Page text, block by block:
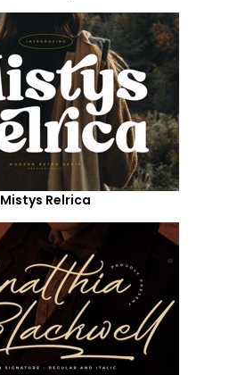
Mistys Relrica